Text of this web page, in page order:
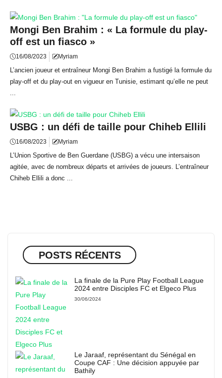
Mongi Ben Brahim : « La formule du play-
off est un fiasco »
16/08/2023 Myriam
L’ancien joueur et entraîneur Mongi Ben Brahim a fustigé la formule du
play-off et du play-out en vigueur en Tunisie, estimant qu’elle ne peut
USBG : un défi de taille pour Chiheb Ellili
16/08/2023 Myriam
L’Union Sportive de Ben Guerdane (USBG) a vécu une intersaison
agitée, avec de nombreux départs et arrivées de joueurs. L’entraîneur
Chiheb Ellili a donc ...
POSTS RÉCENTS
La finale de la Pure Play Football League
2024 entre Disciples FC et Elgeco Plus
30/06/2024
Le Jaraaf, représentant du Sénégal en
Coupe CAF : Une décision appuyée par
Bathily